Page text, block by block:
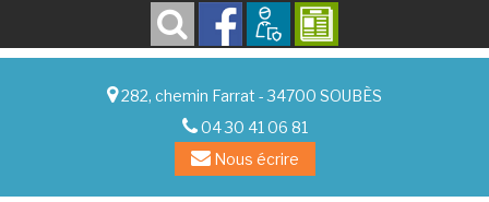
282, chemin Farrat - 34700 SOUBÈS
04 30 41 06 81
Nous écrire